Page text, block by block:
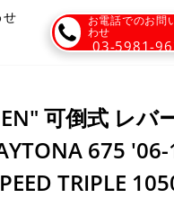
お電話でのお問
わせ
03-5981-
可倒式 レバ
675 '06-
TRIPLE